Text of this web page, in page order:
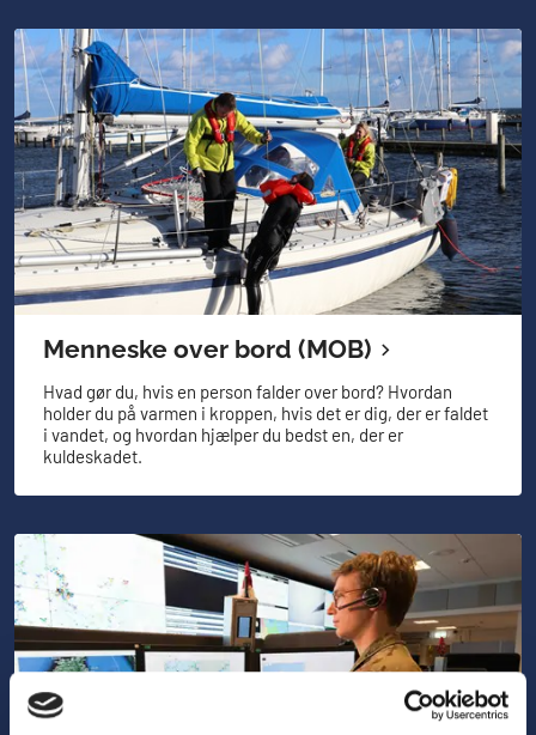
Menneske over bord (MOB)
Hvad gør du, hvis en person falder over bord? Hvordan
holder du på varmen i kroppen, hvis det er dig, der er faldet
i vandet, og hvordan hjælper du bedst en, der er
kuldeskadet.